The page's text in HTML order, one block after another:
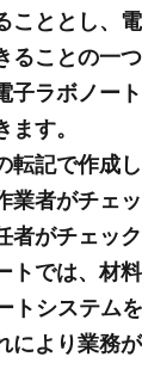
ととし、
ることの一
子ラボノー
す。
転記で作成
者がチェ
者がチェッ
トでは、材
トシステム
より業務